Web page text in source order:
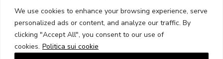
We use cookies to enhance your browsing experience, serve
personalized ads or content, and analyze our traffic. By
clicking "Accept All", you consent to our use of
cookies. Politica sui cookie
HO LETTO E ACCETTO I TERMINI E LE
CONDIZIONI